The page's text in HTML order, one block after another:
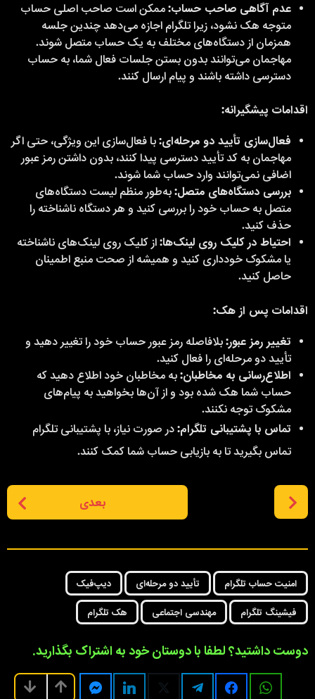
عدم آگاهی صاحب حساب: ممکن است صاحب اصلی حساب
متوجه هک نشود، زیرا تلگرام اجازه می‌دهد چندین جلسه
همزمان از دستگاه‌های مختلف به یک حساب متصل شوند.
مهاجمان می‌توانند بدون بستن جلسات فعال شما، به حساب
دسترسی داشته باشند و پیام ارسال کنند.
اقدامات پیشگیرانه:
فعال‌سازی تأیید دو مرحله‌ای: با فعال‌سازی این ویژگی، حتی اگر
مهاجمان به کد تأیید دسترسی پیدا کنند، بدون داشتن رمز عبور
اضافی نمی‌توانند وارد حساب شما شوند.
بررسی دستگاه‌های متصل: به‌طور منظم لیست دستگاه‌های
متصل به حساب خود را بررسی کنید و هر دستگاه ناشناخته را
حذف کنید.
احتیاط در کلیک روی لینک‌ها: از کلیک روی لینک‌های ناشناخته
یا مشکوک خودداری کنید و همیشه از صحت منبع اطمینان
حاصل کنید.
اقدامات پس از هک:
تغییر رمز عبور: بلافاصله رمز عبور حساب خود را تغییر دهید و
تأیید دو مرحله‌ای را فعال کنید.
اطلاع‌رسانی به مخاطبان: به مخاطبان خود اطلاع دهید که
حساب شما هک شده بود و از آن‌ها بخواهید به پیام‌های
مشکوک توجه نکنند.
تماس با پشتیبانی تلگرام: در صورت نیاز، با پشتیبانی تلگرام
تماس بگیرید تا به بازیابی حساب شما کمک کنند.
P
o
t
P
a
g
i
a
بعدی
امنیت حساب تلگرام , تأیید دو مرحله‌ای , دیپ‌فیک
فیشینگ تلگرام مهندسی اجتماعی هک تلگرام
دوست داشتید؟ لطفا با دوستان خود به اشتراک بگذارید.